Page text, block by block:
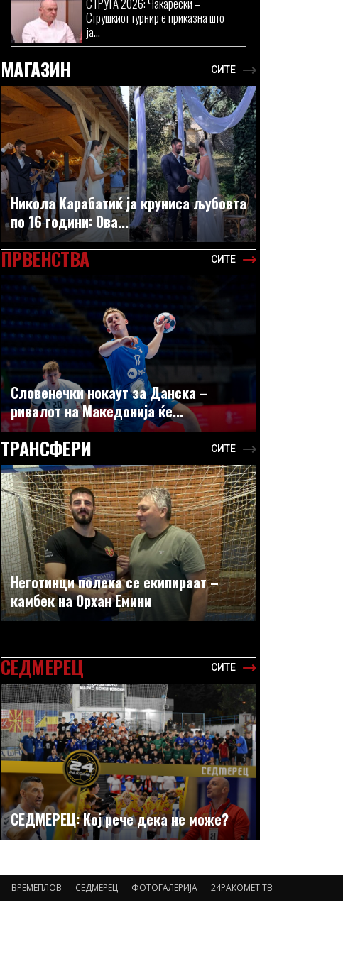
Струшкиот турнир е приказна што
ја...
МАГАЗИН СИТЕ
Никола Карабатиќ ја круниса љубовта
по 16 години: Ова...
ПРВЕНСТВА СИТЕ
Словенечки нокаут за Данска –
ривалот на Македонија ќе...
ТРАНСФЕРИ СИТЕ
Неготинци полека се екипираат –
камбек на Орхан Емини
СЕДМЕРЕЦ СИТЕ
СЕДМЕРЕЦ: Кој рече дека не може?
ВРЕМЕПЛОВ СЕДМЕРЕЦ ФОТОГАЛЕРИЈА 24РАКОМЕТ ТВ